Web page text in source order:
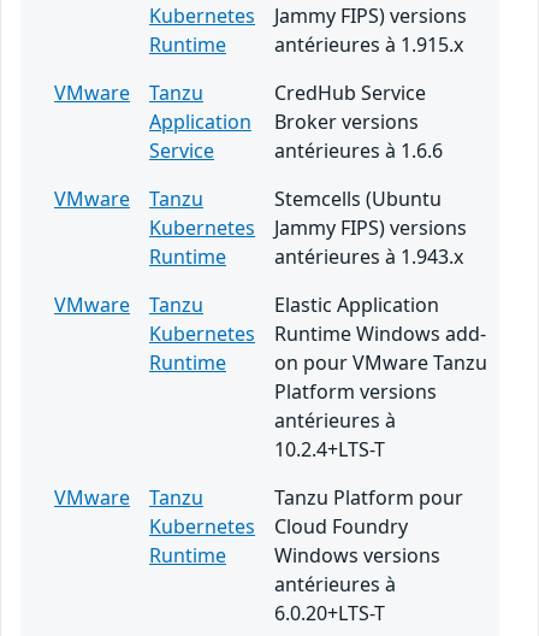
Kubernetes
Runtime
Jammy FIPS) versions
antérieures à 1.915.x
VMware
Tanzu
Application
Service
CredHub Service
Broker versions
antérieures à 1.6.6
VMware
Tanzu
Kubernetes
Runtime
Stemcells (Ubuntu
Jammy FIPS) versions
antérieures à 1.943.x
VMware
Tanzu
Kubernetes
Runtime
Elastic Application
Runtime Windows add-
on pour VMware Tanzu
Platform versions
antérieures à
10.2.4+LTS-T
VMware
Tanzu
Kubernetes
Runtime
Tanzu Platform pour
Cloud Foundry
Windows versions
antérieures à
6.0.20+LTS-T